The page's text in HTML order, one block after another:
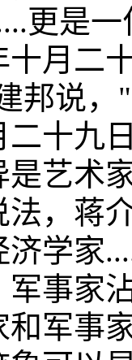
更是
十月二
邦说，
二十九
是艺术
法，蒋
济学家
军事家
和军事